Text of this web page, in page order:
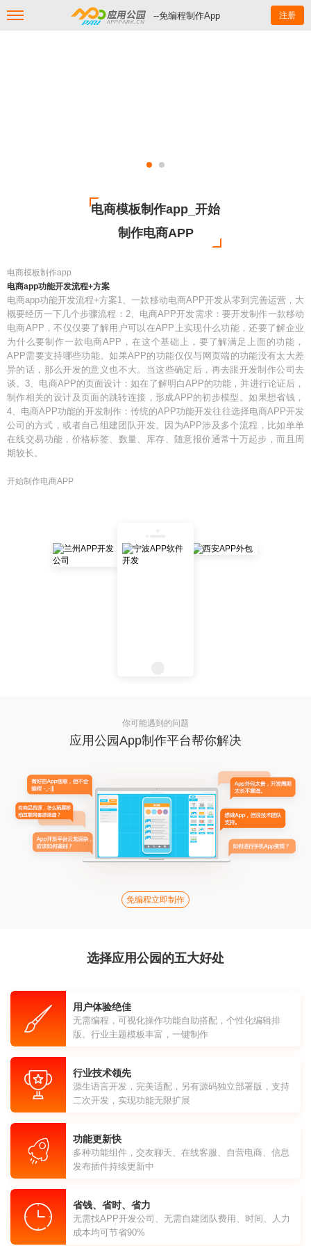
--免编程制作App 注册
电商模板制作app_开始
制作电商APP
电商模板制作app
电商app功能开发流程+方案
电商app功能开发流程+方案1、一款移动电商APP开发从零到完善运营，大
概要经历一下几个步骤流程：2、电商APP开发需求：要开发制作一款移动
电商APP，不仅仅要了解用户可以在APP上实现什么功能，还要了解企业
为什么要制作一款电商APP，在这个基础上，要了解满足上面的功能，
APP需要支持哪些功能。如果APP的功能仅仅与网页端的功能没有太大差
异的话，那么开发的意义也不大。当这些确定后，再去跟开发制作公司去
谈。3、电商APP的页面设计：如在了解明白APP的功能，并进行论证后，
制作相关的设计及页面的跳转连接，形成APP的初步模型。如果想省钱，
4、电商APP功能的开发制作：传统的APP功能开发往往选择电商APP开发
公司的方式，或者自己组建团队开发。因为APP涉及多个流程，比如单单
在线交易功能，价格标签、数量、库存、随意报价通常十万起步，而且周
期较长。
开始制作电商APP
你可能遇到的问题
应用公园App制作平台帮你解决
免编程立即制作
选择应用公园的五大好处
用户体验绝佳
无需编程，可视化操作功能自助搭配，个性化编辑排
版。行业主题模板丰富，一键制作
行业技术领先
源生语言开发，完美适配，另有源码独立部署版，支持
二次开发，实现功能无限扩展
功能更新快
多种功能组件，交友聊天、在线客服、自营电商、信息
发布插件持续更新中
省钱、省时、省力
无需找APP开发公司、无需自建团队费用、时间、人力
成本均可节省90%